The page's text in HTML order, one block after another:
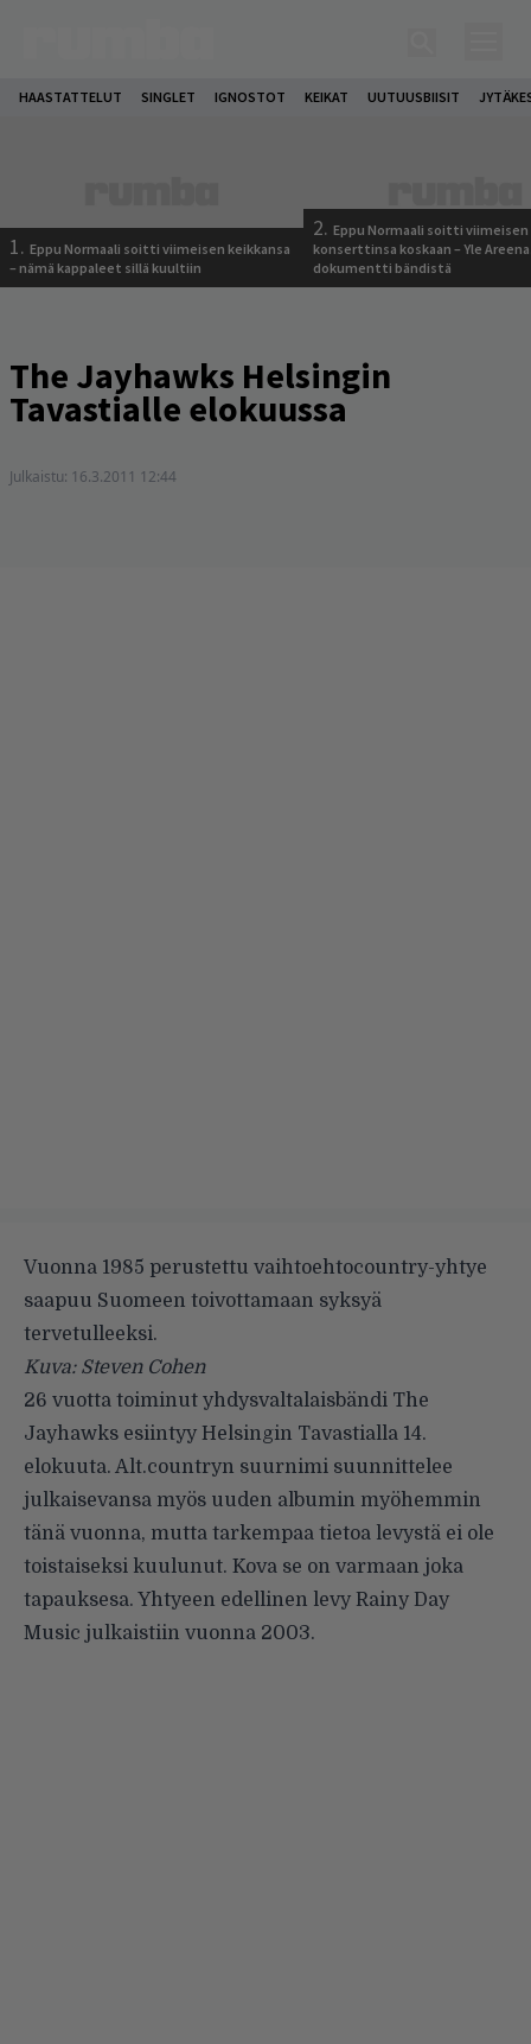
HAASTATTELUT SINGLET IGNOSTOT KEIKAT UUTUUSBIISIT
1. Eppu Normaali soitti viimeisen keikkansa
– nämä kappaleet sillä kuultiin
2. Eppu Normaali soitti viimeisen
konserttinsa koskaan – Yle
dokumentti bändistä
The Jayhawks Helsingin
Tavastialle elokuussa
Julkaistu: 16.3.2011 12:44
Vuonna 1985 perustettu vaihtoehtocountry-yhtye
saapuu Suomeen toivottamaan syksyä
tervetulleeksi.
Kuva: Steven Cohen
26 vuotta toiminut yhdysvaltalaisbändi The
Jayhawks esiintyy Helsingin Tavastialla 14.
elokuuta. Alt.countryn suurnimi suunnittelee
julkaisevansa myös uuden albumin myöhemmin
tänä vuonna, mutta tarkempaa tietoa levystä ei ole
toistaiseksi kuulunut. Kova se on varmaan joka
tapauksesa. Yhtyeen edellinen levy Rainy Day
Music julkaistiin vuonna 2003.